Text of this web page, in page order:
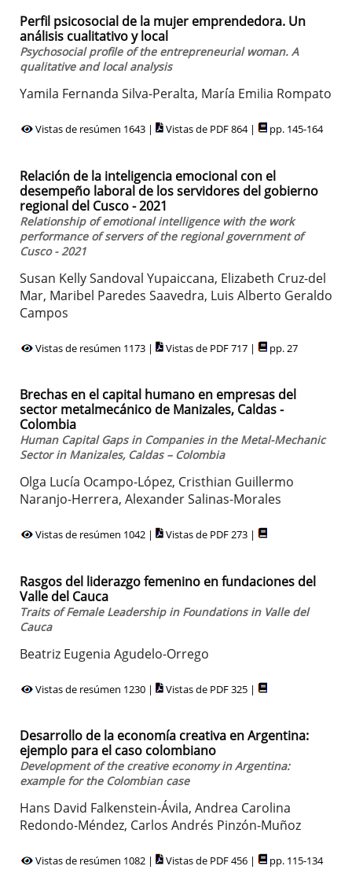
Perfil psicosocial de la mujer emprendedora. Un
análisis cualitativo y local
Psychosocial profile of the entrepreneurial woman. A
qualitative and local analysis
Yamila Fernanda Silva-Peralta, María Emilia Rompato
Vistas de resúmen 1643 | Vistas de PDF 864 | pp. 145-164
Relación de la inteligencia emocional con el
desempeño laboral de los servidores del gobierno
regional del Cusco - 2021
Relationship of emotional intelligence with the work
performance of servers of the regional government of
Cusco - 2021
Susan Kelly Sandoval Yupaiccana, Elizabeth Cruz-del
Mar, Maribel Paredes Saavedra, Luis Alberto Geraldo
Campos
Vistas de resúmen 1173 | Vistas de PDF 717 | pp. 27
Brechas en el capital humano en empresas del
sector metalmecánico de Manizales, Caldas -
Colombia
Human Capital Gaps in Companies in the Metal-Mechanic
Sector in Manizales, Caldas – Colombia
Olga Lucía Ocampo-López, Cristhian Guillermo
Naranjo-Herrera, Alexander Salinas-Morales
Vistas de resúmen 1042 | Vistas de PDF 273 |
Rasgos del liderazgo femenino en fundaciones del
Valle del Cauca
Traits of Female Leadership in Foundations in Valle del
Cauca
Beatriz Eugenia Agudelo-Orrego
Vistas de resúmen 1230 | Vistas de PDF 325 |
Desarrollo de la economía creativa en Argentina:
ejemplo para el caso colombiano
Development of the creative economy in Argentina:
example for the Colombian case
Hans David Falkenstein-Ávila, Andrea Carolina
Redondo-Méndez, Carlos Andrés Pinzón-Muñoz
Vistas de resúmen 1082 | Vistas de PDF 456 | pp. 115-134